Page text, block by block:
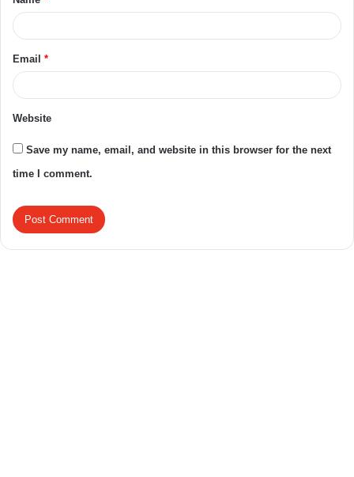
Email *
Website
Save my name, email, and website in this browser for the next
time I comment.